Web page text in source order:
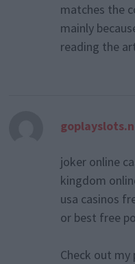
matches the
mainly
reading the
joker online
kingdom
usa casinos
or best free
Check out my